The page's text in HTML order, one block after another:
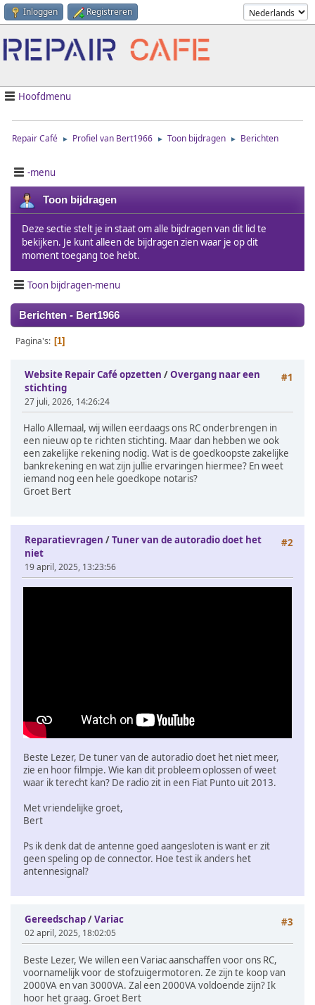
Inloggen Registreren
Hoofdmenu
Repair Café ► Profiel van Bert1966 ► Toon bijdragen ► Berichten
-menu
Toon bijdragen
Deze sectie stelt je in staat om alle bijdragen van dit lid te
bekijken. Je kunt alleen de bijdragen zien waar je op dit
moment toegang toe hebt.
Toon bijdragen-menu
Berichten - Bert1966
Pagina's 1
#1
Website Repair Café opzetten /Overgang naar een
stichting
27 juli, 2026, 14:26:24
Hallo Allemaal, wij willen eerdaags ons RC onderbrengen in
een nieuw op te richten stichting. Maar dan hebben we ook
een zakelijke rekening nodig. Wat is de goedkoopste zakelijke
bankrekening en wat zijn jullie ervaringen hiermee? En weet
iemand nog een hele goedkope notaris?
Groet Bert
#2
Reparatievragen /Tuner van de autoradio doet het
niet
19 april, 2025, 13:23:56
Beste Lezer, De tuner van de autoradio doet het niet meer,
zie en hoor filmpje. Wie kan dit probleem oplossen of weet
waar ik terecht kan? De radio zit in een Fiat Punto uit 2013.
Met vriendelijke groet,
Bert
Ps ik denk dat de antenne goed aangesloten is want er zit
geen speling op de connector. Hoe test ik anders het
antennesignal?
#3
Gereedschap/Variac
02 april, 2025, 18:02:05
Beste Lezer, We willen een Variac aanschaffen voor ons RC,
voornamelijk voor de stofzuigermotoren. Ze zijn te koop van
2000VA en van 3000VA. Zal een 2000VA voldoende zijn? Ik
hoor het graag. Groet Bert